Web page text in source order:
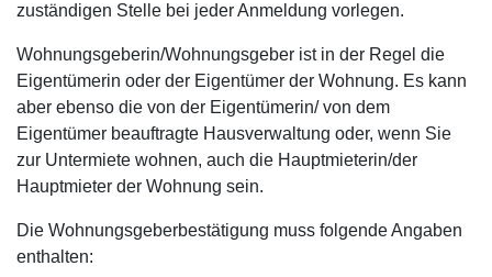
zuständigen Stelle bei jeder Anmeldung vorlegen.
Wohnungsgeberin/Wohnungsgeber ist in der Regel die
Eigentümerin oder der Eigentümer der Wohnung. Es kann
aber ebenso die von der Eigentümerin/ von dem
Eigentümer beauftragte Hausverwaltung oder, wenn Sie
zur Untermiete wohnen, auch die Hauptmieterin/der
Hauptmieter der Wohnung sein.
Die Wohnungsgeberbestätigung muss folgende Angaben
enthalten: